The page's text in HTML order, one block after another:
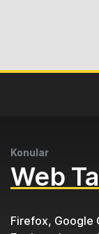
Konular
Web
Firefox, Google